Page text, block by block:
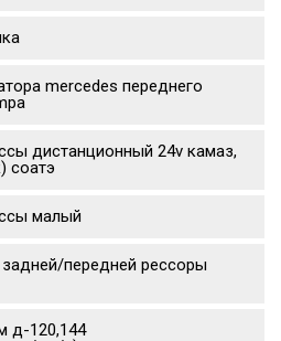
mercedes переднего
дистанционный 24v камаз,
соатэ
малый
задней/передней рессоры
д-120,144